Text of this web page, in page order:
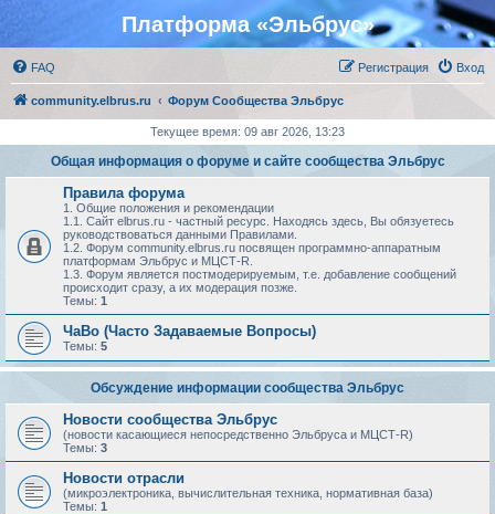
Платформа «Эльбрус»
FAQ Вход
Регистрация
community.elbrus.ru Форум Сообщества Эльбрус
Текущее время: 09 авг 2026, 13:23
Общая информация о форуме и сайте сообщества Эльбрус
Правила форума
1. Общие положения и рекомендации
1.1. Сайт elbrus.ru - частный ресурс. Находясь здесь, Вы обязуетесь
руководствоваться данными Правилами.
1.2. Форум community.elbrus.ru посвящен программно-аппаратным
платформам Эльбрус и МЦСТ-R.
1.3. Форум является постмодерируемым, т.е. добавление сообщений
происходит сразу, а их модерация позже.
Темы: 1
ЧаВо (Часто Задаваемые Вопросы)
Темы: 5
Обсуждение информации сообщества Эльбрус
Новости сообщества Эльбрус
(новости касающиеся непосредственно Эльбруса и МЦСТ-R)
Темы: 3
Новости отрасли
(микроэлектроника, вычислительная техника, нормативная база)
Темы: 1